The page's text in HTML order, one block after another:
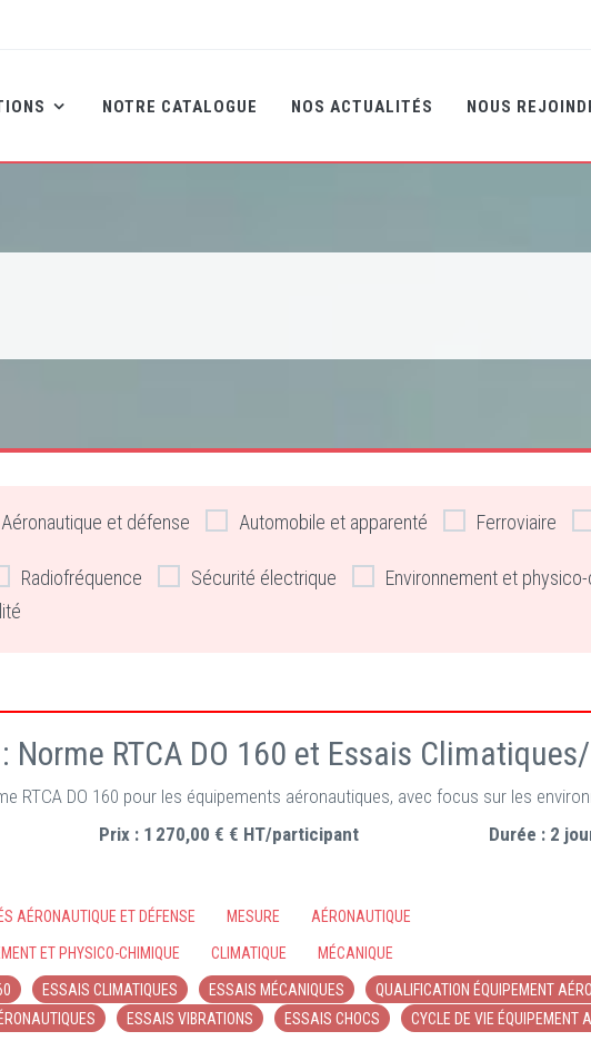
NOTRE CATALOGUE NOS ACTUALITÉS NOUS
Aéronautique et défense Automobile et apparenté Ferroviaire
Radiofréquence Sécurité électrique Environnement et
Norme RTCA DO 160 et Essais
RTCA DO 160 pour les équipements aéronautiques, avec focus sur les
Prix : 1 270,00 € € HT/participant Durée : 2
AÉRONAUTIQUE ET DÉFENSE MESURE AÉRONAUTIQUE
ET PHYSICO-CHIMIQUE CLIMATIQUE MÉCANIQUE
ESSAIS CLIMATIQUES ESSAIS MÉCANIQUES
QUALIFICATION ÉQUIPEMENT
ESSAIS VIBRATIONS ESSAIS CHOCS CYCLE DE VIE ÉQUIPEMENT